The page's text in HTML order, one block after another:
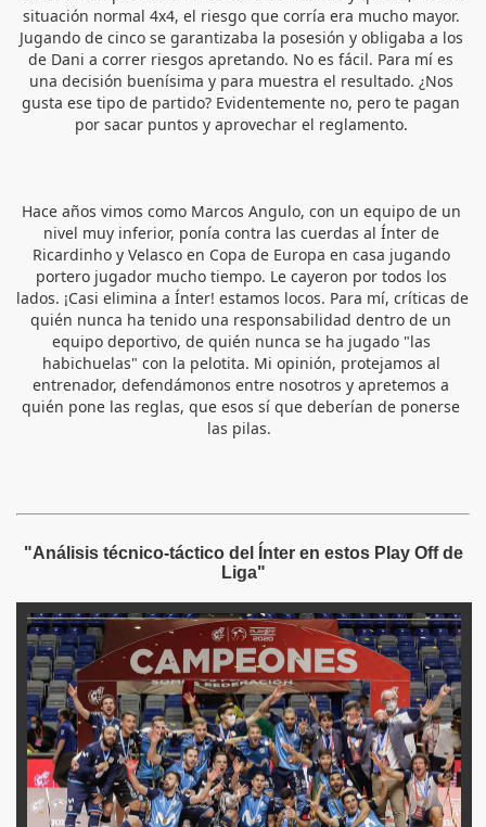
situación normal 4x4, el riesgo que corría era mucho mayor.
Jugando de cinco se garantizaba la posesión y obligaba a los
de Dani a correr riesgos apretando. No es fácil. Para mí es
una decisión buenísima y para muestra el resultado. ¿Nos
gusta ese tipo de partido? Evidentemente no, pero te pagan
por sacar puntos y aprovechar el reglamento.
Hace años vimos como Marcos Angulo, con un equipo de un
nivel muy inferior, ponía contra las cuerdas al Ínter de
Ricardinho y Velasco en Copa de Europa en casa jugando
portero jugador mucho tiempo. Le cayeron por todos los
lados. ¡Casi elimina a Ínter! estamos locos. Para mí, críticas de
quién nunca ha tenido una responsabilidad dentro de un
equipo deportivo, de quién nunca se ha jugado "las
habichuelas" con la pelotita. Mi opinión, protejamos al
entrenador, defendámonos entre nosotros y apretemos a
quién pone las reglas, que esos sí que deberían de ponerse
las pilas.
"Análisis técnico-táctico del Ínter en estos Play Off de
Liga"